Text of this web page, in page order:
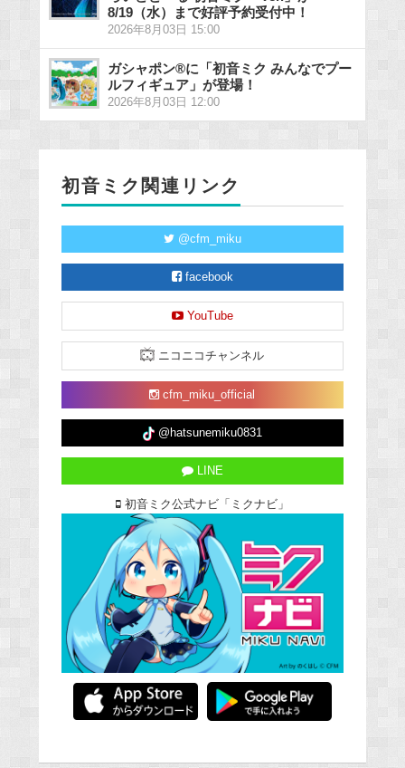
8/19（水）まで好評予約受付中！
2026年8月03日 15:00
ガシャポン®に「初音ミク みんなでプー
ルフィギュア」が登場！
2026年8月03日 12:00
初音ミク関連リンク
@cfm_miku
facebook
YouTube
ニコニコチャンネル
cfm_miku_official
@hatsunemiku0831
LINE
初音ミク公式ナビ「ミクナビ」